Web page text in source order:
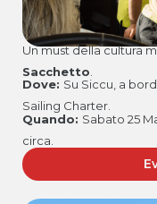
Un must della cultura
Sacchetto
Dove: Su Siccu, a
Sailing Charter.
Quando: Sabato 25
circa.